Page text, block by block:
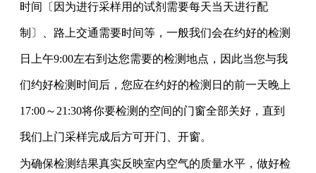
时间〔因为进行采样用的试剂需要每天当天进行配
制〕、路上交通需要时间等，一般我们会在约好的检测
日上午9:00左右到达您需要的检测地点，因此当您与我
们约好检测时间后，您应在约好的检测日的前一天晚上
17:00～21:30将你要检测的空间的门窗全部关好，直到
我们上门采样完成后方可开门、开窗。
为确保检测结果真实反映室内空气的质量水平，做好检